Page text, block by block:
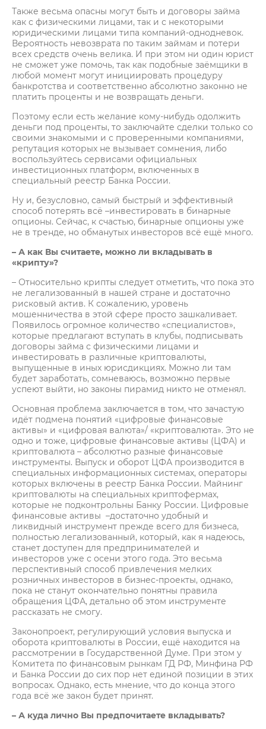
Также весьма опасны могут быть и договоры займа
как с физическими лицами, так и с некоторыми
юридическими лицами типа компаний-однодневок.
Вероятность невозврата по таким займам и потери
всех средств очень велика. И при этом ни один юрист
не сможет уже помочь, так как подобные заёмщики в
любой момент могут инициировать процедуру
банкротства и соответственно абсолютно законно не
платить проценты и не возвращать деньги.
Поэтому если есть желание кому-нибудь одолжить
деньги под проценты, то заключайте сделки только со
своими знакомыми и с проверенными компаниями,
репутация которых не вызывает сомнения, либо
воспользуйтесь сервисами официальных
инвестиционных платформ, включенных в
специальный реестр Банка России.
Ну и, безусловно, самый быстрый и эффективный
способ потерять всё –инвестировать в бинарные
опционы. Сейчас, к счастью, бинарные опционы уже
не в тренде, но обманутых инвесторов всё ещё много.
– А как Вы считаете, можно ли вкладывать в
«крипту»?
– Относительно крипты следует отметить, что пока это
не легализованный в нашей стране и достаточно
рисковый актив. К сожалению, уровень
мошенничества в этой сфере просто зашкаливает.
Появилось огромное количество «специалистов»,
которые предлагают вступать в клубы, подписывать
договоры займа с физическими лицами и
инвестировать в различные криптовалюты,
выпущенные в иных юрисдикциях. Можно ли там
будет заработать, сомневаюсь, возможно первые
успеют выйти, но законы пирамид никто не отменял.
Основная проблема заключается в том, что зачастую
идёт подмена понятий «цифровые финансовые
активы» и «цифровая валюта»/ «криптовалюта». Это не
одно и тоже, цифровые финансовые активы (ЦФА) и
криптовалюта – абсолютно разные финансовые
инструменты. Выпуск и оборот ЦФА производится в
специальных информационных системах, операторы
которых включены в реестр Банка России. Майнинг
криптовалюты на специальных криптофермах,
которые не подконтрольны Банку России. Цифровые
финансовые активы –достаточно удобный и
ликвидный инструмент прежде всего для бизнеса,
полностью легализованный, который, как я надеюсь,
станет доступен для предпринимателей и
инвесторов уже с осени этого года. Это весьма
перспективный способ привлечения мелких
розничных инвесторов в бизнес-проекты, однако,
пока не станут окончательно понятны правила
обращения ЦФА, детально об этом инструменте
рассказать не смогу.
Законопроект, регулирующий условия выпуска и
оборота криптовалюты в России, ещё находится на
рассмотрении в Государственной Думе. При этом у
Комитета по финансовым рынкам ГД РФ, Минфина РФ
и Банка России до сих пор нет единой позиции в этих
вопросах. Однако, есть мнение, что до конца этого
года всё же закон будет принят.
– А куда лично Вы предпочитаете вкладывать?